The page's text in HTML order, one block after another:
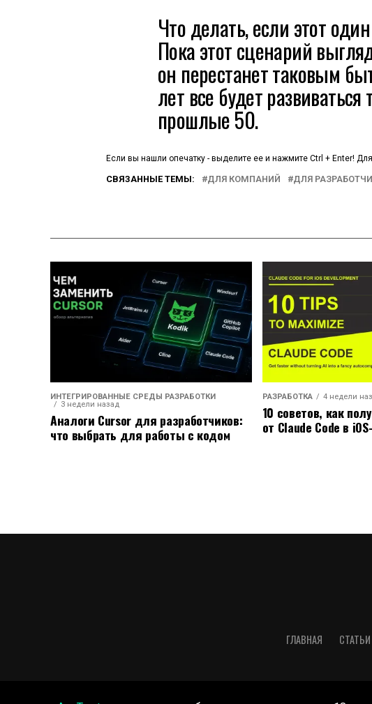
Что делать, если этот
Пока этот сценарий
он перестанет таковым
лет все будет развиваться
прошлые 50.
Если вы нашли опечатку - выделите ее и нажмите Ctrl + Enter!
СВЯЗАННЫЕ ТЕМЫ: ДЛЯ КОМПАНИЙ ДЛЯ
ИНТЕГРИРОВАННЫЕ СРЕДЫ РАЗРАБОТКИ
3 недели назад
Аналоги Cursor для разработчиков:
что выбрать для работы с кодом
РАЗРАБОТКА 4 недели
10 советов, как
от Claude Code в
ГЛАВНАЯ СТАТЬИ